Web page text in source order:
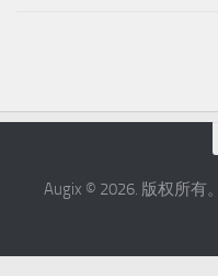
Augix © 2026. 版权所有